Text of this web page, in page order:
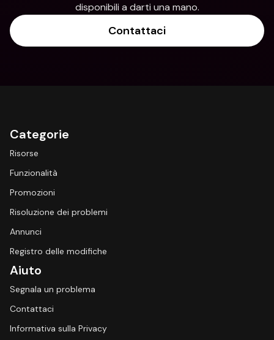
disponibili a darti una mano.
Contattaci
Categorie
Risorse
Funzionalità
Promozioni
Risoluzione dei problemi
Annunci
Registro delle modifiche
Aiuto
Segnala un problema
Contattaci
Informativa sulla Privacy